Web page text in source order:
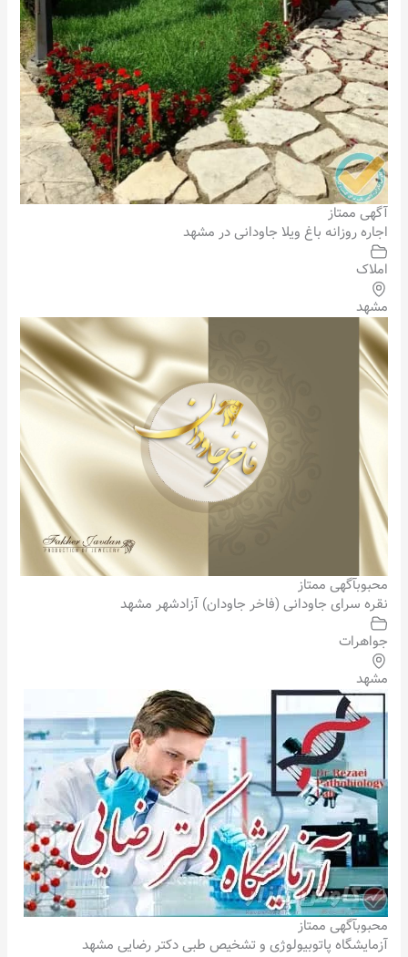
آگهی ممتاز
اجاره روزانه باغ ویلا جاودانی در مشهد
املاک
مشهد
محبوبآگهی ممتاز
نقره سرای جاودانی (فاخر جاودان) آزادشهر مشهد
جواهرات
مشهد
محبوبآگهی ممتاز
آزمایشگاه پاتوبیولوژی و تشخیص طبی دکتر رضایی مشهد